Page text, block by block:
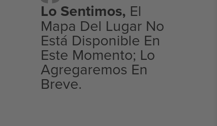
Lo Sentimos, El
Mapa Del Lugar No
Está Disponible En
Este Momento; Lo
Agregaremos En
Breve.